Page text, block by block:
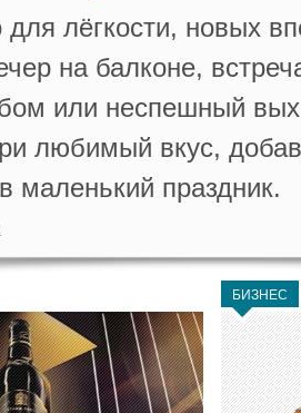
для лёгкости, новых
на балконе,
или неспешный
любимый вкус,
маленький праздник.
БИЗНЕС